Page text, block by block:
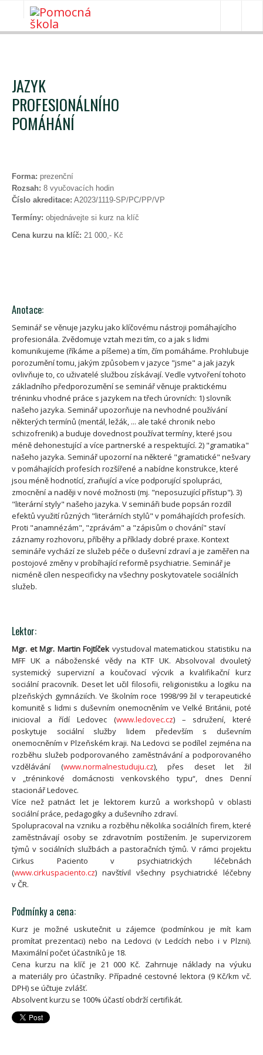
CO TO JE?
AKTUALITY
OSTATNÍ KURZY A SEMINÁŘE
ODKAZY
JAZYK
PROFESIONÁLNÍHO
POMÁHÁNÍ
Forma: prezenční
Rozsah: 8 vyučovacích hodin
Číslo akreditace: A2023/1119-SP/PC/PP/VP
Termíny: objednávejte si kurz na klíč
Cena kurzu na klíč: 21 000,- Kč
Anotace:
Seminář se věnuje jazyku jako klíčovému nástroji pomáhajícího
profesionála. Zvědomuje vztah mezi tím, co a jak s lidmi
komunikujeme (říkáme a píšeme) a tím, čím pomáháme. Prohlubuje
porozumění tomu, jakým způsobem v jazyce "jsme" a jak jazyk
ovlivňuje to, co uživatelé službou získávají. Vedle vytvoření tohoto
základního předporozumění se seminář věnuje praktickému
tréninku vhodné práce s jazykem na třech úrovních: 1) slovník
našeho jazyka. Seminář upozorňuje na nevhodné používání
některých termínů (mentál, ležák, ... ale také chronik nebo
schizofrenik) a buduje dovednost používat termíny, které jsou
méně dehonestující a více partnerské a respektující. 2) "gramatika"
našeho jazyka. Seminář upozorní na některé "gramatické" nešvary
v pomáhajících profesích rozšířené a nabídne konstrukce, které
jsou méně hodnotící, zraňující a více podporující spolupráci,
zmocnění a naději v nové možnosti (mj. "neposuzující přístup"). 3)
"literární styly" našeho jazyka. V semináři bude popsán rozdíl
efektů využití různých "literárních stylů" v pomáhajících profesích.
Proti "anamnézám", "zprávám" a "zápisům o chování" staví
záznamy rozhovoru, příběhy a příklady dobré praxe. Kontext
semináře vychází ze služeb péče o duševní zdraví a je zaměřen na
postojové změny v probíhající reformě psychiatrie. Seminář je
nicméně cílen nespecificky na všechny poskytovatele sociálních
služeb.
Lektor:
Mgr. et Mgr. Martin Fojtíček vystudoval matematickou statistiku na
MFF UK a náboženské vědy na KTF UK. Absolvoval dvouletý
systemický supervizní a koučovací výcvik a kvalifikační kurz
sociální pracovník. Deset let učil filosofii, religionistiku a logiku na
plzeňských gymnáziích. Ve školním roce 1998/99 žil v terapeutické
komunitě s lidmi s duševním onemocněním ve Velké Británii, poté
inicioval a řídí Ledovec (www.ledovec.cz) – sdružení, které
poskytuje sociální služby lidem především s duševním
onemocněním v Plzeňském kraji. Na Ledovci se podílel zejména na
rozběhu služeb podporovaného zaměstnávání a podporovaného
vzdělávání (www.normalnestuduju.cz), přes deset let žil
v „tréninkové domácnosti venkovského typu“, dnes Denní
stacionář Ledovec.
Více než patnáct let je lektorem kurzů a workshopů v oblasti
sociální práce, pedagogiky a duševního zdraví.
Spolupracoval na vzniku a rozběhu několika sociálních firem, které
zaměstnávají osoby se zdravotním postižením. Je supervizorem
týmů v sociálních službách a pastoračních týmů. V rámci projektu
Cirkus Paciento v psychiatrických léčebnách
(www.cirkuspaciento.cz) navštívil všechny psychiatrické léčebny
v ČR.
Podmínky a cena:
Kurz je možné uskutečnit u zájemce (podmínkou je mít kam
promítat prezentaci) nebo na Ledovci (v Ledcích nebo i v Plzni).
Maximální počet účastníků je 18.
Cena kurzu na klíč je 21 000 Kč. Zahrnuje náklady na výuku
a materiály pro účastníky. Případné cestovné lektora (9 Kč/km vč.
DPH) se účtuje zvlášť.
Absolvent kurzu se 100% účastí obdrží certifikát.